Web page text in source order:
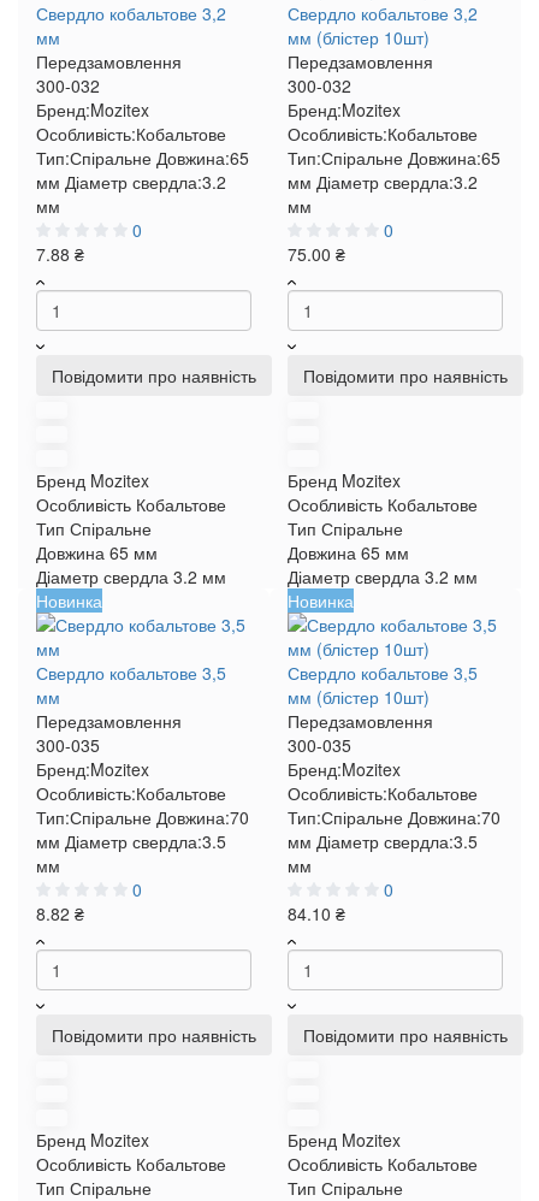
Свердло кобальтове 3,2
мм
Передзамовлення
300-032
Бренд:Mozitex
Особливість:Кобальтове
Тип:Спіральне Довжина:65
мм Діаметр свердла:3.2
мм
0
7.88 ₴
Повідомити про наявність
Бренд Mozitex
Особливість Кобальтове
Тип Спіральне
Довжина 65 мм
Діаметр свердла 3.2 мм
Свердло кобальтове 3,2
мм (блістер 10шт)
Передзамовлення
300-032
Бренд:Mozitex
Особливість:Кобальтове
Тип:Спіральне Довжина:65
мм Діаметр свердла:3.2
мм
0
75.00 ₴
Повідомити про наявність
Бренд Mozitex
Особливість Кобальтове
Тип Спіральне
Довжина 65 мм
Діаметр свердла 3.2 мм
Новинка
Свердло кобальтове 3,5
мм
Передзамовлення
300-035
Бренд:Mozitex
Особливість:Кобальтове
Тип:Спіральне Довжина:70
мм Діаметр свердла:3.5
мм
0
8.82 ₴
Повідомити про наявність
Бренд Mozitex
Особливість Кобальтове
Тип Спіральне
Новинка
Свердло кобальтове 3,5
мм (блістер 10шт)
Передзамовлення
300-035
Бренд:Mozitex
Особливість:Кобальтове
Тип:Спіральне Довжина:70
мм Діаметр свердла:3.5
мм
0
84.10 ₴
Повідомити про наявність
Бренд Mozitex
Особливість Кобальтове
Тип Спіральне